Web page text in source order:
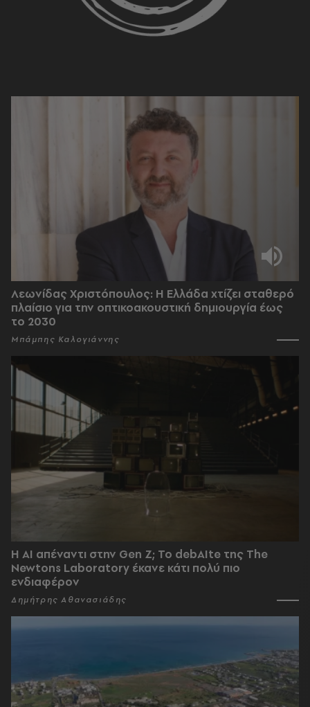
Λεωνίδας Χριστόπουλος: Η Ελλάδα χτίζει σταθερό
πλαίσιο για την οπτικοακουστική δημιουργία έως
το 2030
Μπάμπης Καλογιάννης
Η AI απέναντι στην Gen Z; Το debAIte της The
Newtons Laboratory έκανε κάτι πολύ πιο
ενδιαφέρον
Δημήτρης Αθανασιάδης